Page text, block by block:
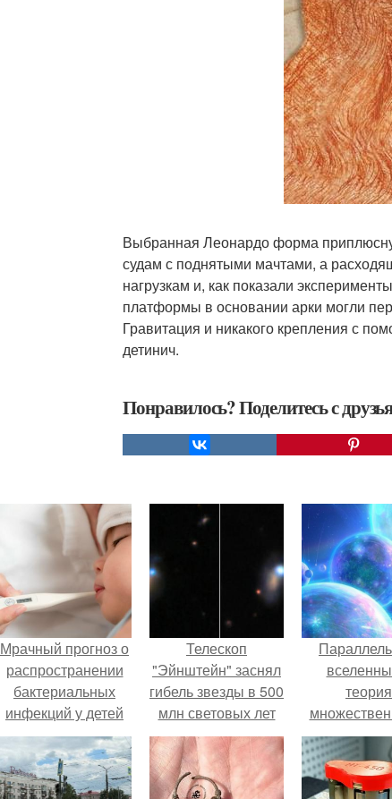
Выбранная Леонардо форма
судам с поднятыми мачтами, а
нагрузкам и, как показали
платформы в основании арки могли
Гравитация и никакого крепления с
детинич.
Понравилось? Поделитесь с
Мрачный прогноз о
распространении
бактериальных
инфекций у детей
вышел.
Телескоп
"Эйнштейн" заснял
гибель звезды в 500
млн световых лет
от земли.
теория
миров.